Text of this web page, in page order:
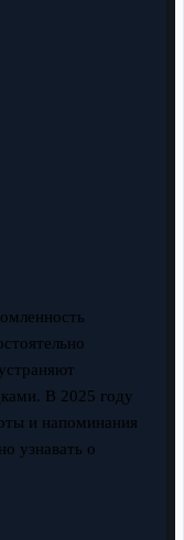
В 2025 году
и напоминания
узнавать о